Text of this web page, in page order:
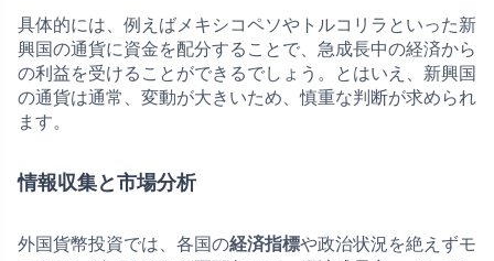
具体的には、例えばメキシコペソやトルコリラといった新
興国の通貨に資金を配分することで、急成長中の経済から
の利益を受けることができるでしょう。とはいえ、新興国
の通貨は通常、変動が大きいため、慎重な判断が求められ
ます。
情報収集と市場分析
外国貨幣投資では、各国の経済指標や政治状況を絶えずモ